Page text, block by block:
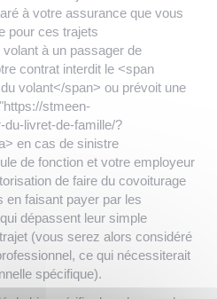
à votre assurance que vous
pour ces trajets
à un passager de
contrat interdit le <span
volant</span> ou prévoit une
stmeen-
du-livret-de-famille/?
en cas de sinistre
de fonction et votre employeur
de faire du covoiturage
en faisant payer par les
dépassent leur simple
(vous serez alors considéré
ce qui nécessiterait
spécifique).